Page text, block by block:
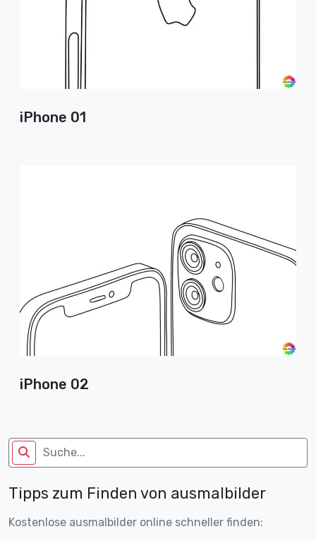
iPhone 01
iPhone 02
Tipps zum Finden von ausmalbilder
Kostenlose ausmalbilder online schneller finden: